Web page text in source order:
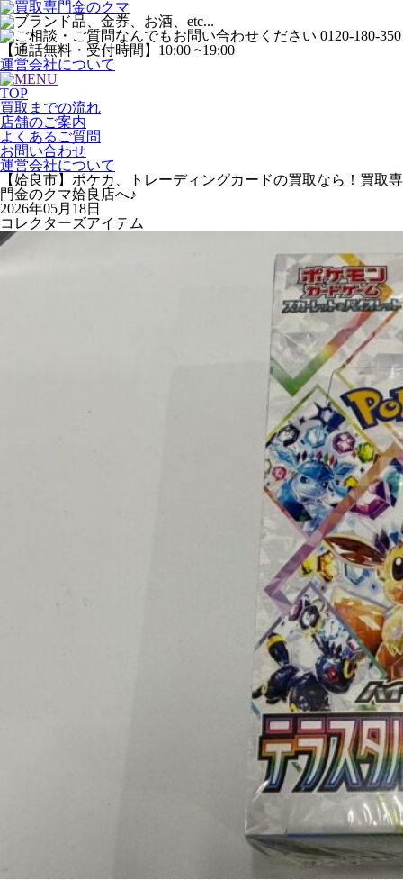
運営会社について
TOP
買取までの流れ
店舗のご案内
よくあるご質問
お問い合わせ
運営会社について
【姶良市】ポケカ、トレーディングカードの買取なら！買取専
門金のクマ姶良店へ♪
2026年05月18日
コレクターズアイテム